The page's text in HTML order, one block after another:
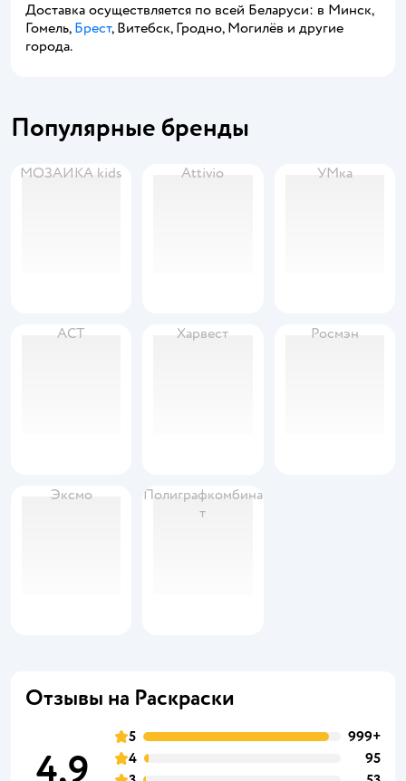
Доставка осуществляется по всей Беларуси: в Минск,
Гомель, Брест, Витебск, Гродно, Могилёв и другие
города.
Популярные бренды
МОЗАИКА kids Attivio УМка
АСТ Харвест Росмэн
Эксмо
Полиграфкомбина
т
Отзывы на Раскраски
4,9
5
999+
4
95